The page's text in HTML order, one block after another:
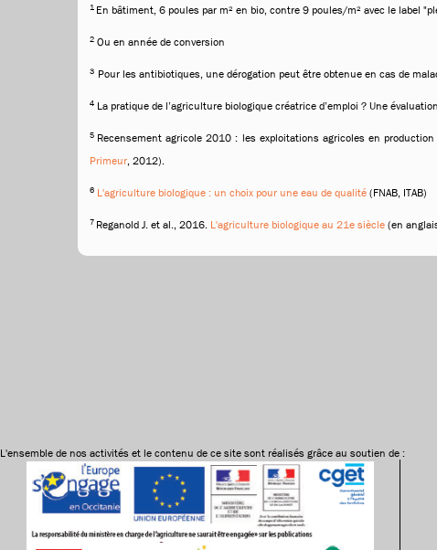
1 En bâtiment, 6 poules par m² en bio, contre 9 poules/m² avec le label
2 Ou en année de conversion
3 Pour les antibiotiques, une dérogation peut être obtenue en cas de
4 La pratique de l’agriculture biologique créatrice d’emploi ? Une
5 Recensement agricole 2010 : les exploitations agricoles en
Primeur, 2012).
6 L'agriculture biologique : un choix pour une eau de qualité(FNAB, ITAB)
7 Reganold J. et al., 2016. L'agriculture biologique au 21e siècle(en
L'ensemble de nos activités et le contenu de ce site sont réalisés grâce au soutien de :